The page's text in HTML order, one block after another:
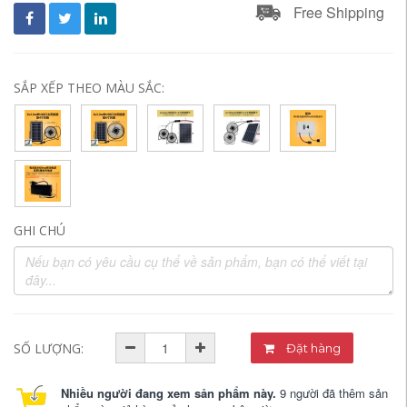
Free Shipping
SẮP XẾP THEO MÀU SẮC:
GHI CHÚ
SỐ LƯỢNG: Đặt hàng
Nhiều người đang xem sản phẩm này. 9 người đã thêm sản